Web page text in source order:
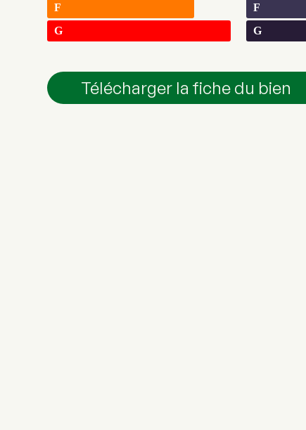
F
G
F
G
Télécharger la fiche du bien